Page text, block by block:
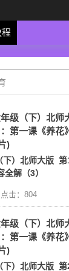
程
级（下）北师
第一课《养花
)
下）北师大版 第
解（3）
点击：804
级（下）北师
第一课《养花
)
下）北师大版 第